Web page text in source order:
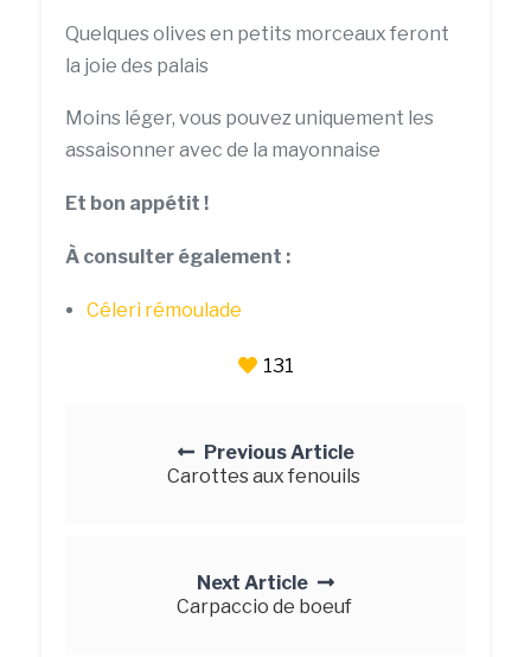
Quelques olives en petits morceaux feront
la joie des palais
Moins léger, vous pouvez uniquement les
assaisonner avec de la mayonnaise
Et bon appétit !
À consulter également :
Céleri rémoulade
131
navigationPrevious Article
Carottes aux fenouils
Next Article
Carpaccio de boeuf